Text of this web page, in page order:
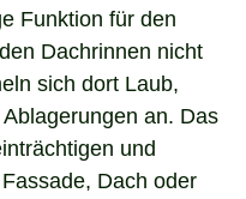
Funktion für den
Dachrinnen nicht
sich dort Laub,
an. Das
und
Dach oder